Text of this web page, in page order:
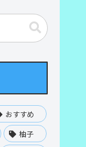
おすすめ
柚子